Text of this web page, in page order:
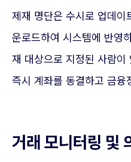
제재 명단은 수시로 업데
운로드하여 시스템에 반영
재 대상으로 지정된 사람이
즉시 계좌를 동결하고 금융
거래 모니터링 및